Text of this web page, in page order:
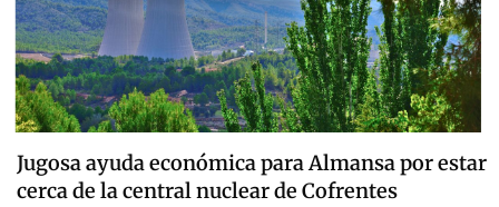
Jugosa ayuda económica para Almansa por estar
cerca de la central nuclear de Cofrentes